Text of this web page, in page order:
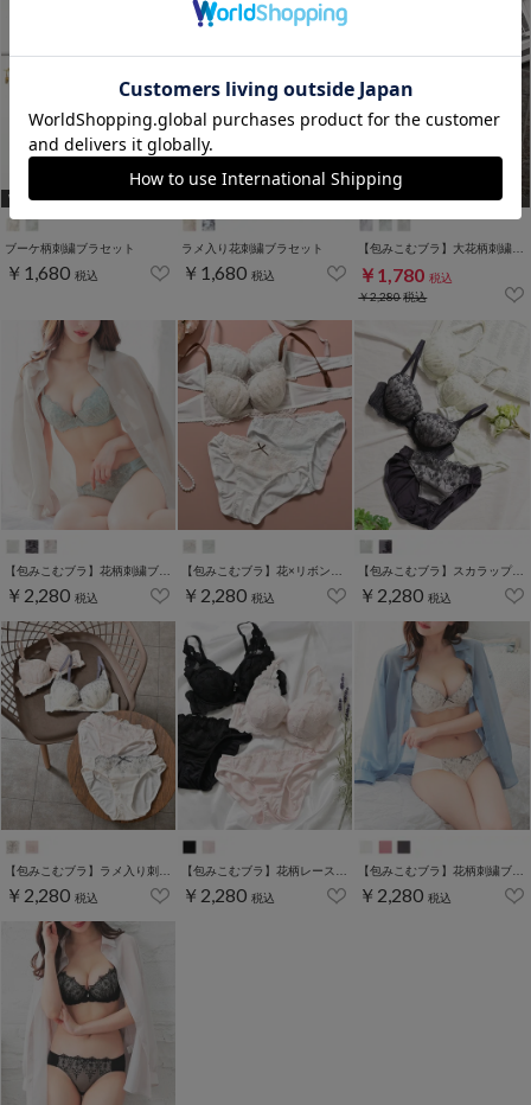
WEB限定ｻｲｽﾞ
[A75,B65,C65,D65,D70]
ブーケ柄刺繍ブラセット
￥1,680 税込
WEB限定ｻｲｽﾞ
ラメ入り花刺繍ブラセット
￥1,680 税込 ￥1,780 税込
￥2,280税込
￥2,280 税込 ￥2,280 税込 ￥2,280 税込
￥2,280 税込 ￥2,280 税込 ￥2,280 税込